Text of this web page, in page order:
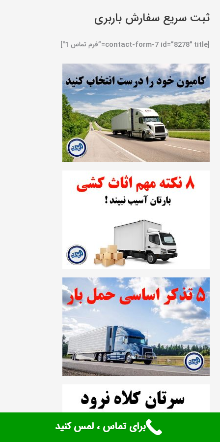
ثبت سریع سفارش باربری
[contact-form-7 id=”8278″ title=”فرم تماس 1″]
برای تماس ، لمس کنید